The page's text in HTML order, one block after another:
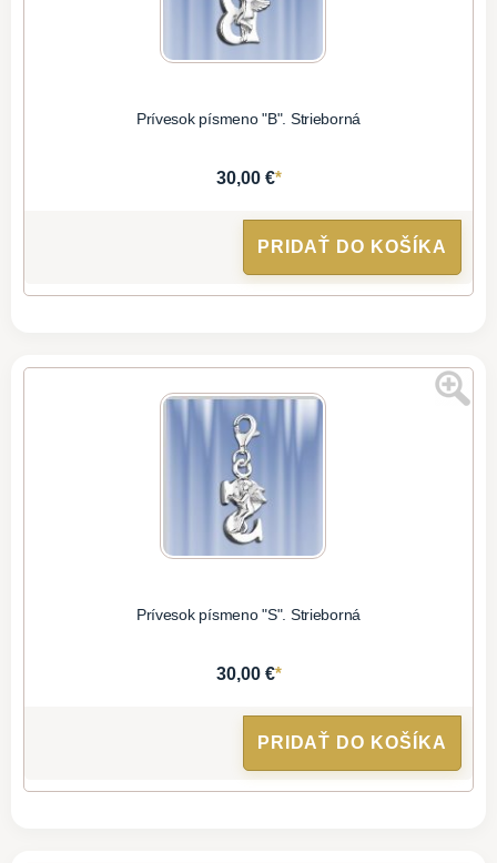
Prívesok písmeno "B". Strieborná
30,00 €*
PRIDAŤ DO KOŠÍKA
Prívesok písmeno "S". Strieborná
30,00 €*
PRIDAŤ DO KOŠÍKA